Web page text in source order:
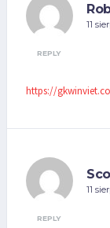
11
REPLY
https://
11
REPLY